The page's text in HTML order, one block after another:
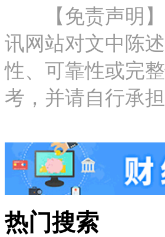
【免责声明】
讯网站对文中陈
性、可靠性或完
考，并请自行承
热门搜索